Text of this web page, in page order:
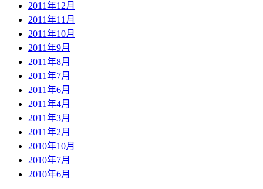
2011年12月
2011年11月
2011年10月
2011年9月
2011年8月
2011年7月
2011年6月
2011年4月
2011年3月
2011年2月
2010年10月
2010年7月
2010年6月